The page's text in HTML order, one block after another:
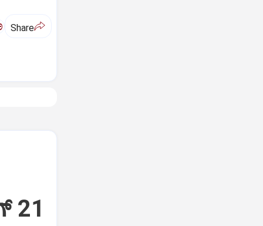
Share
21